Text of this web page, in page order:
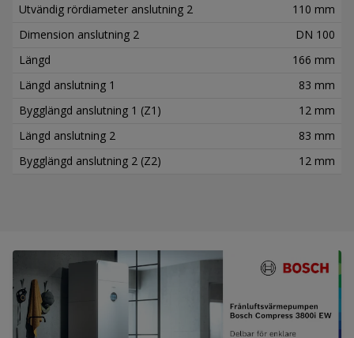
Utvändig rördiameter anslutning 2
110 mm
Dimension anslutning 2
DN 100
Längd
166 mm
Längd anslutning 1
83 mm
Bygglängd anslutning 1 (Z1)
12 mm
Längd anslutning 2
83 mm
Bygglängd anslutning 2 (Z2)
12 mm